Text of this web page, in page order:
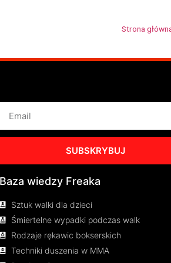
Strona
SUBSKRYBUJ
Baza wiedzy Freaka
Sztuk walki dla dzieci
Śmiertelne wypadki podczas walk
Rodzaje rękawic bokserskich
Techniki duszenia w MMA